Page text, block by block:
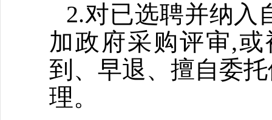
2.对已选聘并纳入
加政府采购评审,
到、早退、擅自委
理。